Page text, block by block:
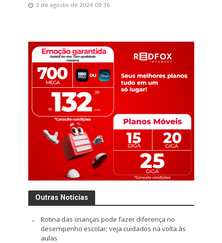
2 de agosto de 2024 09:36
Outras Notícias
Rotina das crianças pode fazer diferença no
desempenho escolar; veja cuidados na volta às
aulas